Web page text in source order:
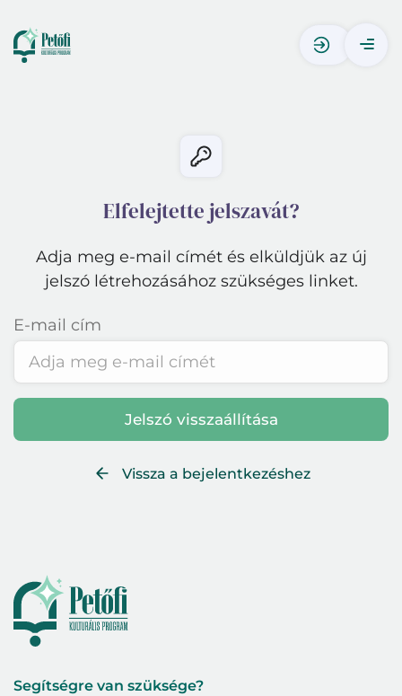
Elfelejtette jelszavát?
Adja meg e-mail címét és elküldjük az új
jelszó létrehozásához szükséges linket.
E-mail cím
Jelszó visszaállítása
Vissza a bejelentkezéshez
Segítségre van szüksége?